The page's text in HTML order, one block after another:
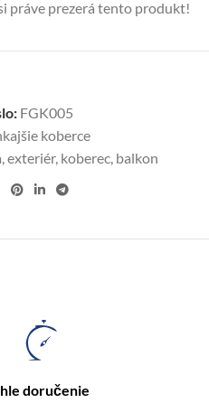
práve prezerá tento produkt!
FGK005
koberce
,exteriér, koberec, balkon
doručenie